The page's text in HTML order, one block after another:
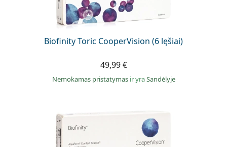
Biofinity Toric CooperVision (6 lęšiai)
49,99 €
Nemokamas pristatymas ir yraSandėlyje